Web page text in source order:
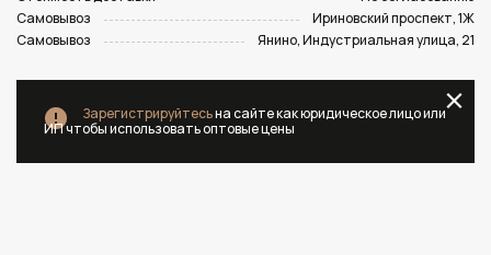
Самовывоз
Ириновский проспект, 1Ж
Самовывоз
Янино, Индустриальная улица, 21
Зарегистрируйтесьна сайте как юридическое лицо или
ИП чтобы использовать оптовые цены